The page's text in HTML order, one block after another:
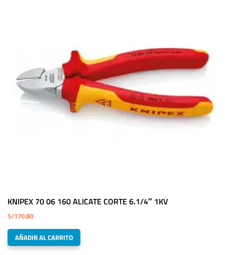
KNIPEX 70 06 160 ALICATE CORTE 6.1/4″ 1KV
S/170.80
AÑADIR AL CARRITO